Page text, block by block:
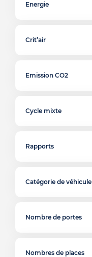
Energie
Crit’air
Emission CO2
Cycle mixte
Rapports
Catégorie de véhicule
Nombre de portes
Nombres de places